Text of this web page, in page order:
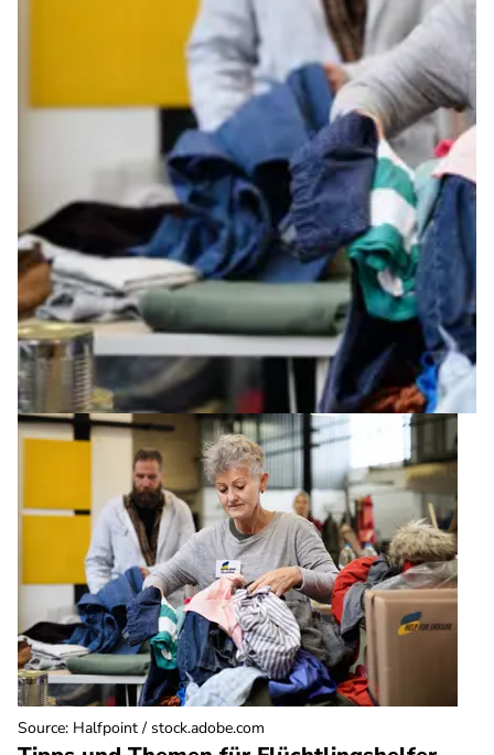
Source: Halfpoint / stock.adobe.com